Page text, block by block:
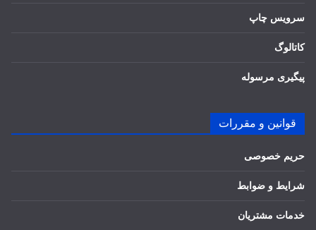
سرویس چاپ
کاتالوگ
پیگیری مرسوله
قوانین و مقررات
حریم خصوصی
شرایط و ضوابط
خدمات مشتریان